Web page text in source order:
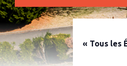
« Tous les